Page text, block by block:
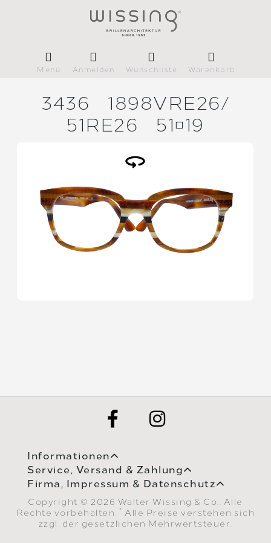
Menü Anmelden Wunschliste Warenkorb
3436
1898VRE26/
51RE26
5119
Informationen
Service, Versand & Zahlung
Firma, Impressum & Datenschutz
Copyright © 2026 Walter Wissing & Co.. Alle
Rechte vorbehalten.
* Alle Preise verstehen sich
zzgl. der gesetzlichen Mehrwertsteuer.